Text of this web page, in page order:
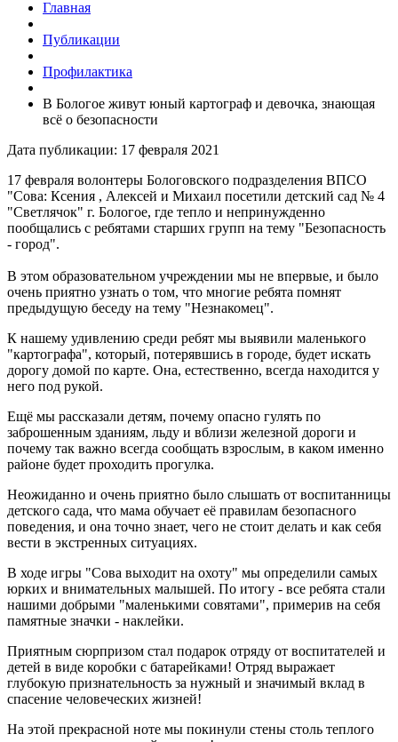
Главная
Публикации
Профилактика
В Бологое живут юный картограф и девочка, знающая
всё о безопасности
Дата публикации: 17 февраля 2021
17 февраля волонтеры Бологовского подразделения ВПСО
"Сова: Ксения , Алексей и Михаил посетили детский сад № 4
"Светлячок" г. Бологое, где тепло и непринужденно
пообщались с ребятами старших групп на тему "Безопасность
- город".
В этом образовательном учреждении мы не впервые, и было
очень приятно узнать о том, что многие ребята помнят
предыдущую беседу на тему "Незнакомец".
К нашему удивлению среди ребят мы выявили маленького
"картографа", который, потерявшись в городе, будет искать
дорогу домой по карте. Она, естественно, всегда находится у
него под рукой.
Ещё мы рассказали детям, почему опасно гулять по
заброшенным зданиям, льду и вблизи железной дороги и
почему так важно всегда сообщать взрослым, в каком именно
районе будет проходить прогулка.
Неожиданно и очень приятно было слышать от воспитанницы
детского сада, что мама обучает её правилам безопасного
поведения, и она точно знает, чего не стоит делать и как себя
вести в экстренных ситуациях.
В ходе игры "Сова выходит на охоту" мы определили самых
юрких и внимательных малышей. По итогу - все ребята стали
нашими добрыми "маленькими совятами", примерив на себя
памятные значки - наклейки.
Приятным сюрпризом стал подарок отряду от воспитателей и
детей в виде коробки с батарейками! Отряд выражает
глубокую признательность за нужный и значимый вклад в
спасение человеческих жизней!
На этой прекрасной ноте мы покинули стены столь теплого